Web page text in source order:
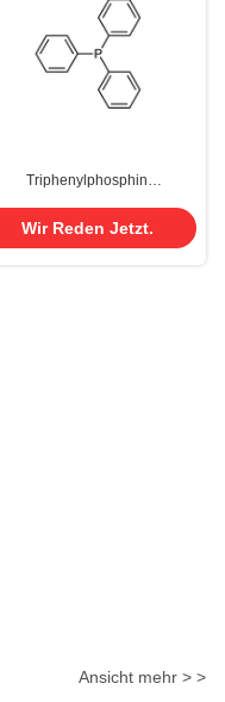
Triphenylphosphin
99,9%
Wir Reden Jetzt.
Ansicht mehr > >